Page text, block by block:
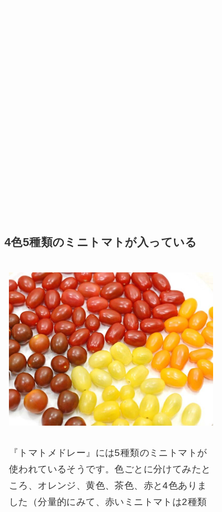
4色5種類のミニトマトが入っている
『トマトメドレー』には5種類のミニトマトが
使われているそうです。色ごとに分けてみたと
ころ、オレンジ、黄色、茶色、赤と4色ありま
した（分量的にみて、赤いミニトマトは2種類